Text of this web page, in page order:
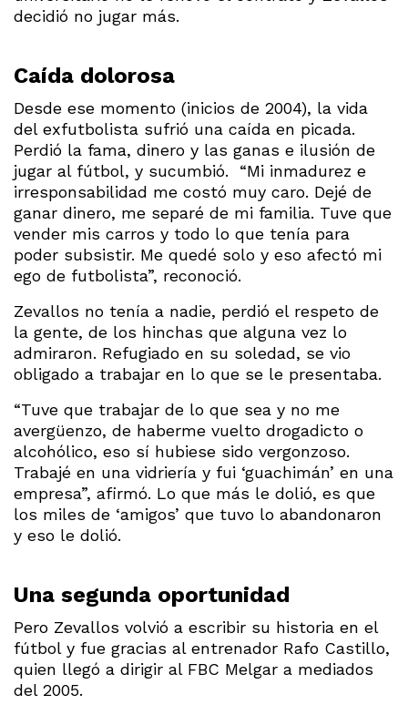
decidió no jugar más.
Caída dolorosa
Desde ese momento (inicios de 2004), la vida
del exfutbolista sufrió una caída en picada.
Perdió la fama, dinero y las ganas e ilusión de
jugar al fútbol, y sucumbió. “Mi inmadurez e
irresponsabilidad me costó muy caro. Dejé de
ganar dinero, me separé de mi familia. Tuve que
vender mis carros y todo lo que tenía para
poder subsistir. Me quedé solo y eso afectó mi
ego de futbolista”, reconoció.
Zevallos no tenía a nadie, perdió el respeto de
la gente, de los hinchas que alguna vez lo
admiraron. Refugiado en su soledad, se vio
obligado a trabajar en lo que se le presentaba.
“Tuve que trabajar de lo que sea y no me
avergüenzo, de haberme vuelto drogadicto o
alcohólico, eso sí hubiese sido vergonzoso.
Trabajé en una vidriería y fui ‘guachimán’ en una
empresa”, afirmó. Lo que más le dolió, es que
los miles de ‘amigos’ que tuvo lo abandonaron
y eso le dolió.
Una segunda oportunidad
Pero Zevallos volvió a escribir su historia en el
fútbol y fue gracias al entrenador Rafo Castillo,
quien llegó a dirigir al FBC Melgar a mediados
del 2005.